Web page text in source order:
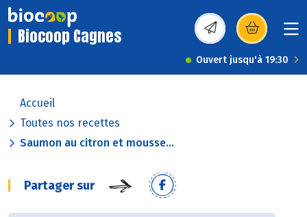
Biocoop Cagnes (s’ouvre dans une
Ouvert jusqu'à 19:30
Accueil
Toutes nos recettes
Saumon au citron et mousse...
Partager sur